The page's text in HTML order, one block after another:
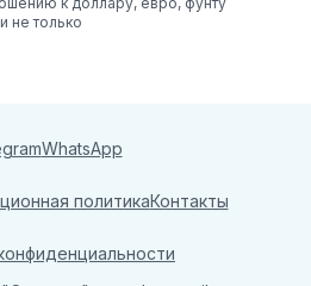
не только
WhatsApp
политикаКонтакты